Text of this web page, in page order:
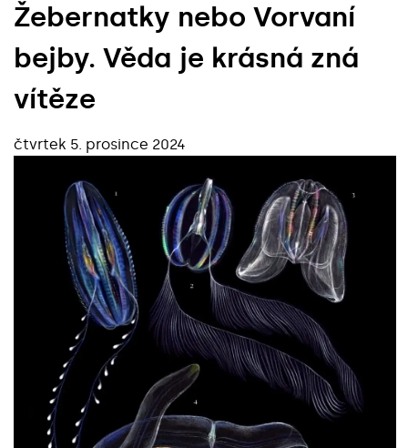
Žebernatky nebo Vorvaní
bejby. Věda je krásná zná
vítěze
čtvrtek 5. prosince 2024